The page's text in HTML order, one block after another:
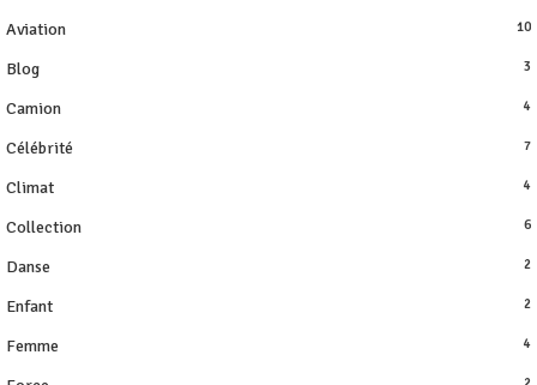
Aviation 10
Blog 3
Camion 4
Célébrité 7
Climat 4
Collection 6
Danse 2
Enfant 2
Femme 4